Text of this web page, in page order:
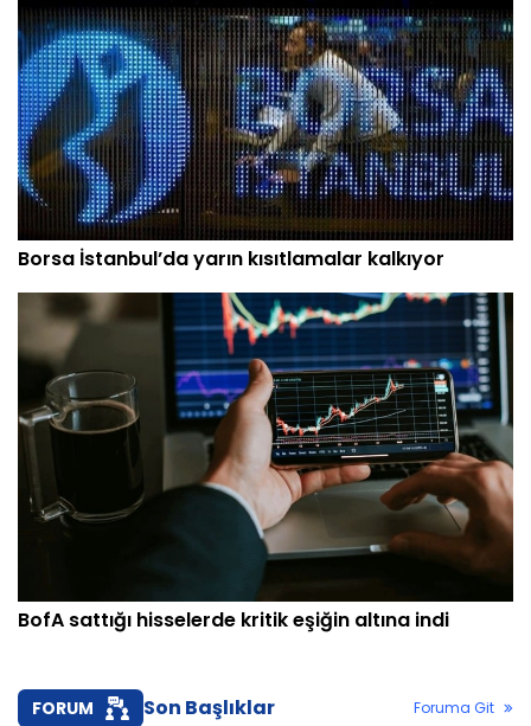
Borsa İstanbul’da yarın kısıtlamalar kalkıyor
BofA sattığı hisselerde kritik eşiğin altına indi
FORUM Son Başlıklar Foruma Git